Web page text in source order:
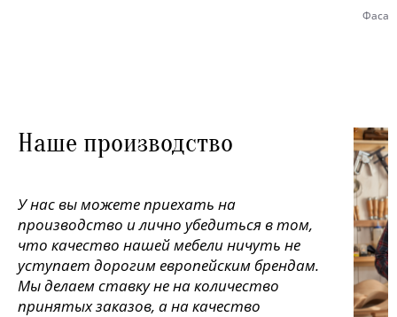
Наше производство
У нас вы можете приехать на
производство и лично убедиться в том,
что качество нашей мебели ничуть не
уступает дорогим европейским брендам.
Мы делаем ставку не на количество
принятых заказов, а на качество